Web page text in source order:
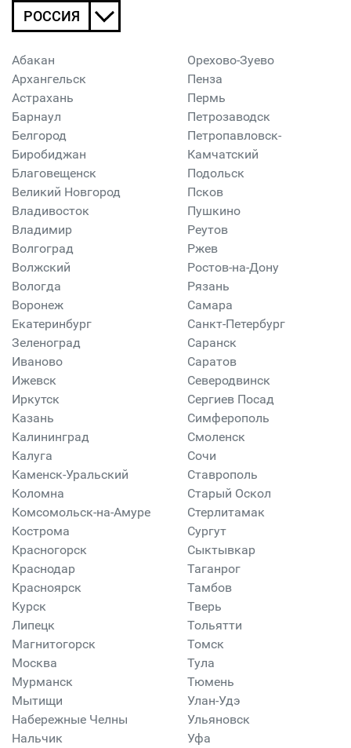
РОССИЯ
Абакан
Архангельск
Астрахань
Барнаул
Белгород
Биробиджан
Благовещенск
Великий Новгород
Владивосток
Владимир
Волгоград
Волжский
Вологда
Воронеж
Екатеринбург
Зеленоград
Иваново
Ижевск
Иркутск
Казань
Калининград
Калуга
Каменск-Уральский
Коломна
Комсомольск-на-Амуре
Кострома
Красногорск
Краснодар
Красноярск
Курск
Липецк
Магнитогорск
Москва
Мурманск
Мытищи
Набережные Челны
Нальчик
Орехово-Зуево
Пенза
Пермь
Петрозаводск
Петропавловск-
Камчатский
Подольск
Псков
Пушкино
Реутов
Ржев
Ростов-на-Дону
Рязань
Самара
Санкт-Петербург
Саранск
Саратов
Северодвинск
Сергиев Посад
Симферополь
Смоленск
Сочи
Ставрополь
Старый Оскол
Стерлитамак
Сургут
Сыктывкар
Таганрог
Тамбов
Тверь
Тольятти
Томск
Тула
Тюмень
Улан-Удэ
Ульяновск
Уфа